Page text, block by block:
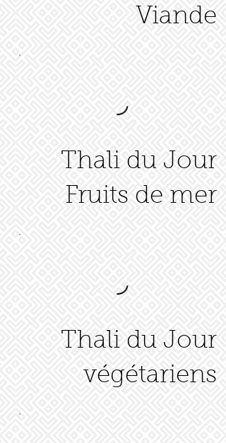
Viande
Thali du Jour
Fruits de mer
Thali du Jour
végétariens